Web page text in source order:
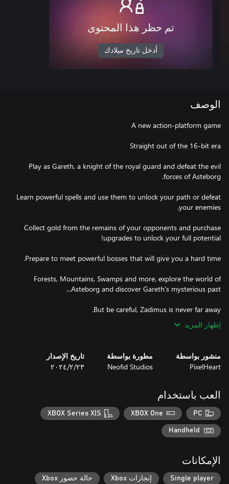
تم حظر هذا المحتوى
أدخل تاريخ ميلادك
الوصف
Play as Gareth, a knight of the royal guard and defeat the evil
Learn powerful spells and use them to unlock your path or defeat
Collect gold from the remains of your opponents and purchase
Forests, Mountains, Swamps and more, explore the world of
But be careful, Zadimus is never far away.
إظهار المزيد
منشور بواسطة
PixelHeart
مطورة بواسطة
Neofid Studios
تاريخ الإصدار
٢٣‏/٢‏/٢٠٢٤
العب باستخدام
PC
XBOX One
XBOX Series X|S
Handheld
الإمكانات
Single player إنجازات Xbox حالة حضور Xbox